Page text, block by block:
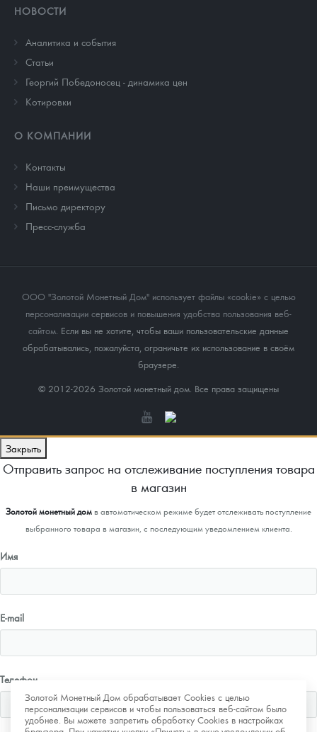
НОВОСТИ
Аналитика и события
Cтатьи
Георгий Победоносец - динамика цен
Котировки
О КОМПАНИИ
Контакты
Наши преимущества
Письмо директору
Пресс-служба
ООО "Золотой Монетный Дом" использует файлы «cookie» с целью
персонализации сервисов и повышения удобства пользования веб-
сайтом. Если вы не хотите, чтобы ваши пользовательские данные
обрабатывались, пожалуйста, ограничьте их использование в своём
браузере.
© 2012-2026 Золотой монетный дом. Все права защищены
Золотой Монетный Дом обрабатывает Cookies с целью
персонализации сервисов и чтобы пользоваться веб-сайтом было
удобнее. Вы можете запретить обработку Cookies в настройках
Закрыть
Отправить запрос на отслеживание поступления товара
в магазин
Золотой монетный домв автоматическом режиме будет отслеживать поступление
выбранного товара в магазин, с последующим уведомлением клиента.
Имя
E-mail
Телефон